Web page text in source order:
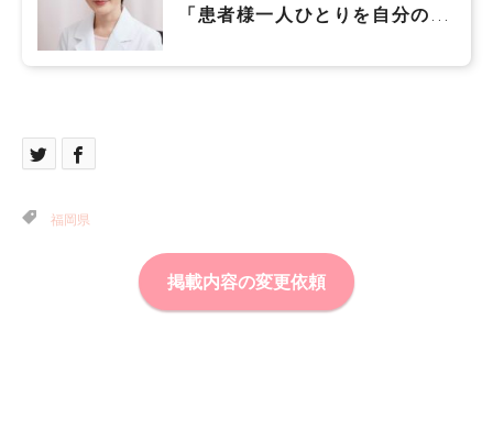
「患者様一人ひとりを自分の家
る」ということをスタッフ全員
福岡県
掲載内容の変更依頼